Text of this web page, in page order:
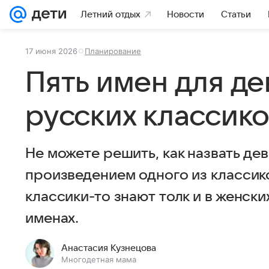
Летний отдых Новости Статьи
17 июня 2026 Планирование
Пять имен для
русских
Не можете решить, как назвать
произведением одного из
классики-то знают толк и в
именах.
Анастасия Кузнецова
Многодетная мама